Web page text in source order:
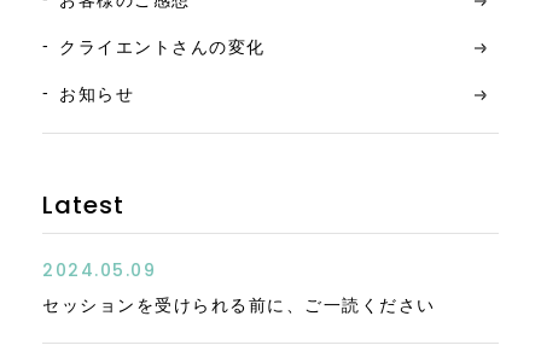
クライエントさんの変化
お知らせ
Latest
2024.05.09
セッションを受けられる前に、ご一読ください